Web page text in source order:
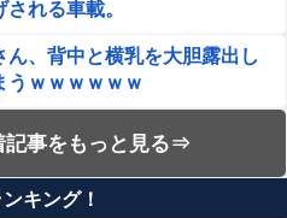
れる車載。
ん、背中と横乳を大胆露出し
うｗｗｗｗｗｗ
ドローンをネット発射装置で
。
。中国重慶市で珍しい事故
記事をもっと見る⇒
キング！